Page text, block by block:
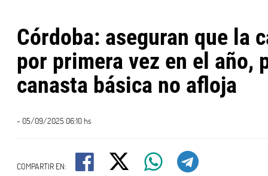
Córdoba: aseguran que la
por primera vez en el año,
canasta básica no afloja
- 05/09/2025 06:10 hs
COMPARTIR EN: